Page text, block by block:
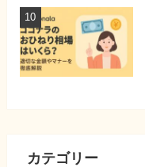
カテゴリー